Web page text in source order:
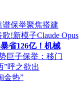
谱保举聚焦搭建
!新模子Claude Opus
省126亿！机械
巨子保举：移门
”呼之欲出
金热”